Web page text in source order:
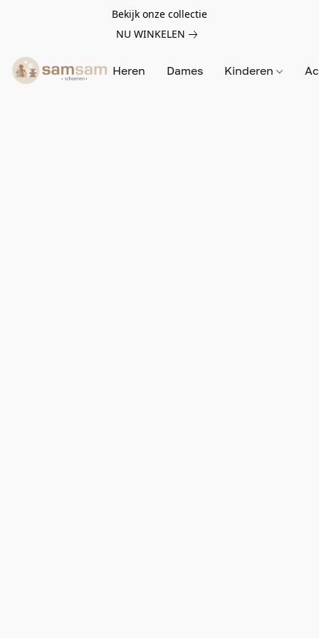
Bekijk onze collectie
NU WINKELEN
Heren Dames Kinderen